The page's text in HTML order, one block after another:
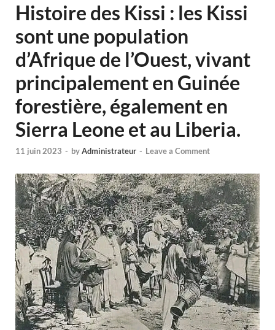
Histoire des Kissi : les Kissi
sont une population
d’Afrique de l’Ouest, vivant
principalement en Guinée
forestière, également en
Sierra Leone et au Liberia.
11 juin 2023 - byAdministrateur - Leave a Comment